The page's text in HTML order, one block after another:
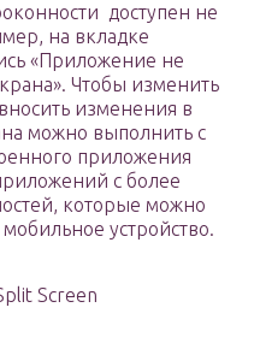
доступен не
на вкладке
«Приложение не
Чтобы изменить
изменения в
можно выполнить с
приложения
с более
которые можно
мобильное устройство.
Screen